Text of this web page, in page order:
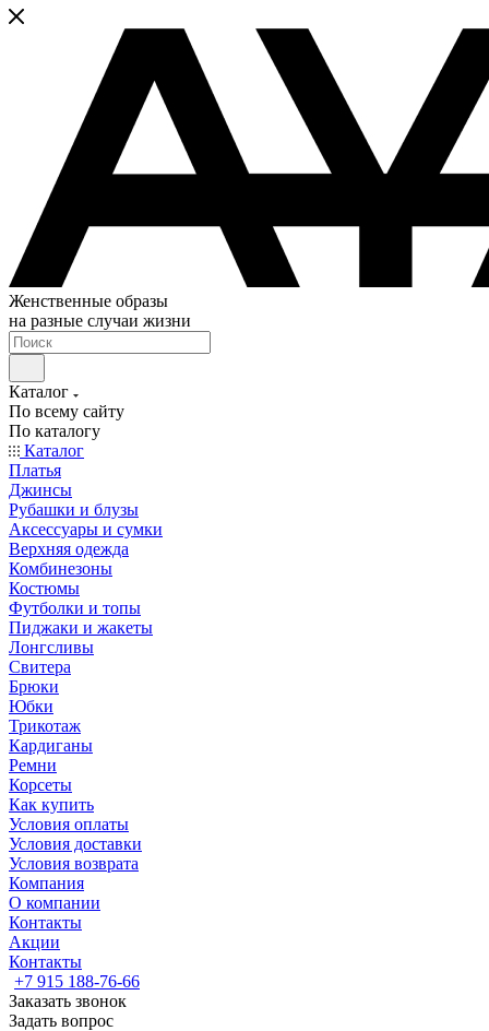
Женственные образы
на разные случаи жизни
Каталог
По всему сайту
По каталогу
Каталог
Платья
Джинсы
Рубашки и блузы
Аксессуары и сумки
Верхняя одежда
Комбинезоны
Костюмы
Футболки и топы
Пиджаки и жакеты
Лонгсливы
Свитера
Брюки
Юбки
Трикотаж
Кардиганы
Ремни
Корсеты
Как купить
Условия оплаты
Условия доставки
Условия возврата
Компания
О компании
Контакты
Акции
Контакты
+7 915 188-76-66
Заказать звонок
Задать вопрос